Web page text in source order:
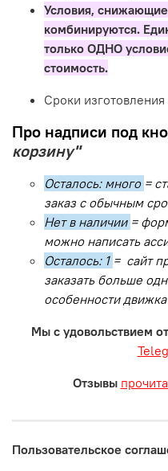
Условия,
комбинируются.
только ОДНО
стоимость.
Сроки
Про надписи под
корзину"
Осталось: много =
заказ с обычным
Нет в наличии =
можно написать
Осталось: 1 = сайт
заказать больше
особенности движка
Мы с удовольствием
Отзывы
Пользовательское